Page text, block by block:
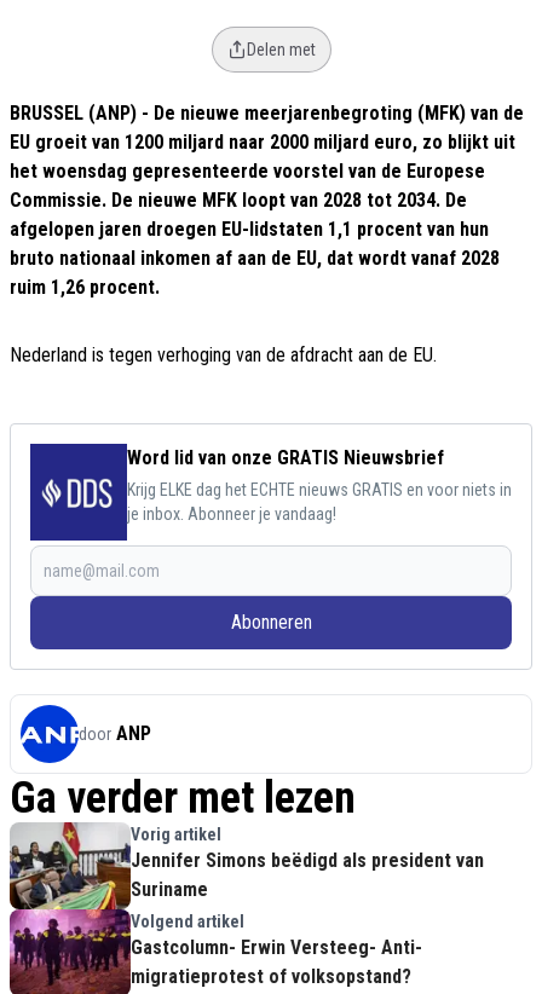
Delen met
BRUSSEL (ANP) - De nieuwe meerjarenbegroting (MFK) van de
EU groeit van 1200 miljard naar 2000 miljard euro, zo blijkt uit
het woensdag gepresenteerde voorstel van de Europese
Commissie. De nieuwe MFK loopt van 2028 tot 2034. De
afgelopen jaren droegen EU-lidstaten 1,1 procent van hun
bruto nationaal inkomen af aan de EU, dat wordt vanaf 2028
ruim 1,26 procent.
Nederland is tegen verhoging van de afdracht aan de EU.
Word lid van onze GRATIS Nieuwsbrief
Krijg ELKE dag het ECHTE nieuws GRATIS en voor niets in
je inbox. Abonneer je vandaag!
Abonneren
door ANP
Ga verder met lezen
Vorig artikel
Jennifer Simons beëdigd als president van
Suriname
Volgend artikel
Gastcolumn- Erwin Versteeg- Anti-
migratieprotest of volksopstand?